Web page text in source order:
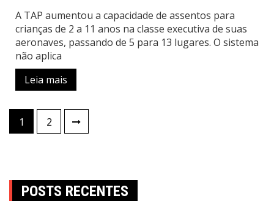
A TAP aumentou a capacidade de assentos para
crianças de 2 a 11 anos na classe executiva de suas
aeronaves, passando de 5 para 13 lugares. O sistema
não aplica
Leia mais
1 2
POSTS RECENTES